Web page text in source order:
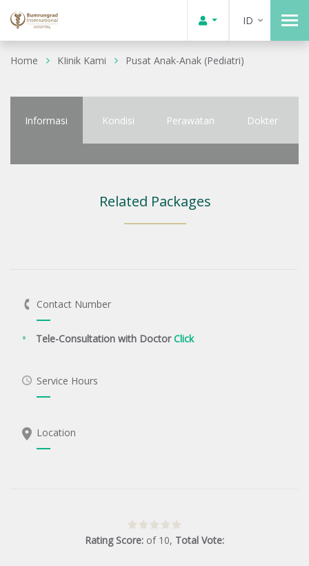
ID
Home KIinik Kami Pusat Anak-Anak (Pediatri)
Informasi Kondisi Perawatan Dokter
Related Packages
Contact Number
Tele-Consultation with DoctorClick
Service Hours
Location
Rating Score: of 10, Total Vote: